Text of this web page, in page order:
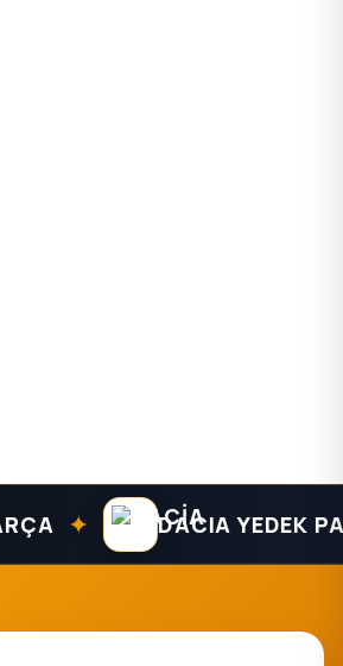
✦ DACIA YEDEK PARÇA